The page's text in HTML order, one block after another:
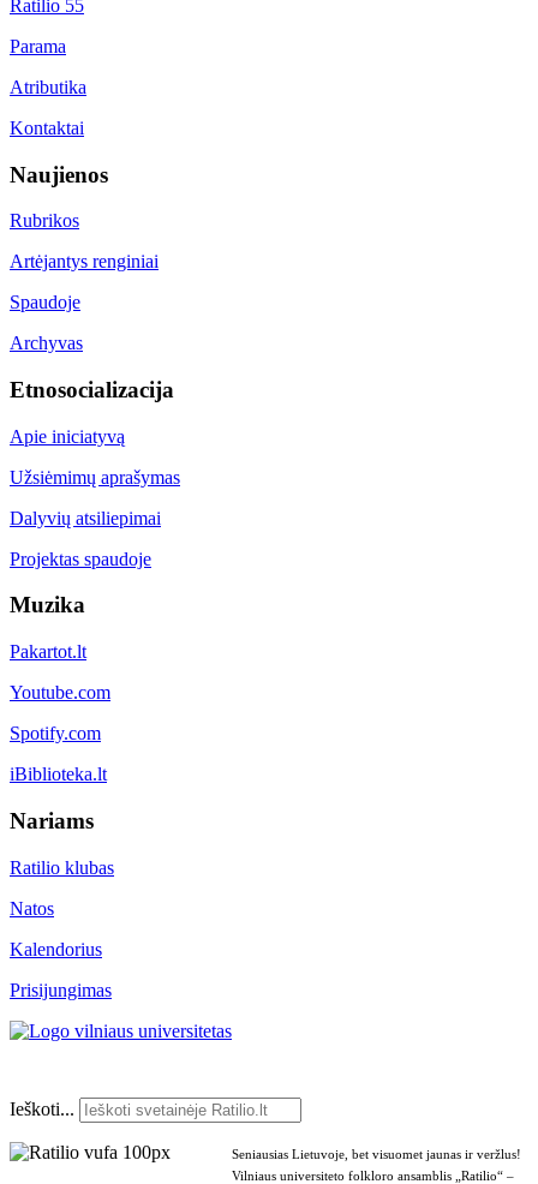
Ratilio 55
Parama
Atributika
Kontaktai
Naujienos
Rubrikos
Artėjantys renginiai
Spaudoje
Archyvas
Etnosocializacija
Apie iniciatyvą
Užsiėmimų aprašymas
Dalyvių atsiliepimai
Projektas spaudoje
Muzika
Pakartot.lt
Youtube.com
Spotify.com
iBiblioteka.lt
Nariams
Ratilio klubas
Natos
Kalendorius
Prisijungimas
Ieškoti...
Seniausias Lietuvoje, bet visuomet jaunas ir veržlus!
Vilniaus universiteto folkloro ansamblis „Ratilio“ –